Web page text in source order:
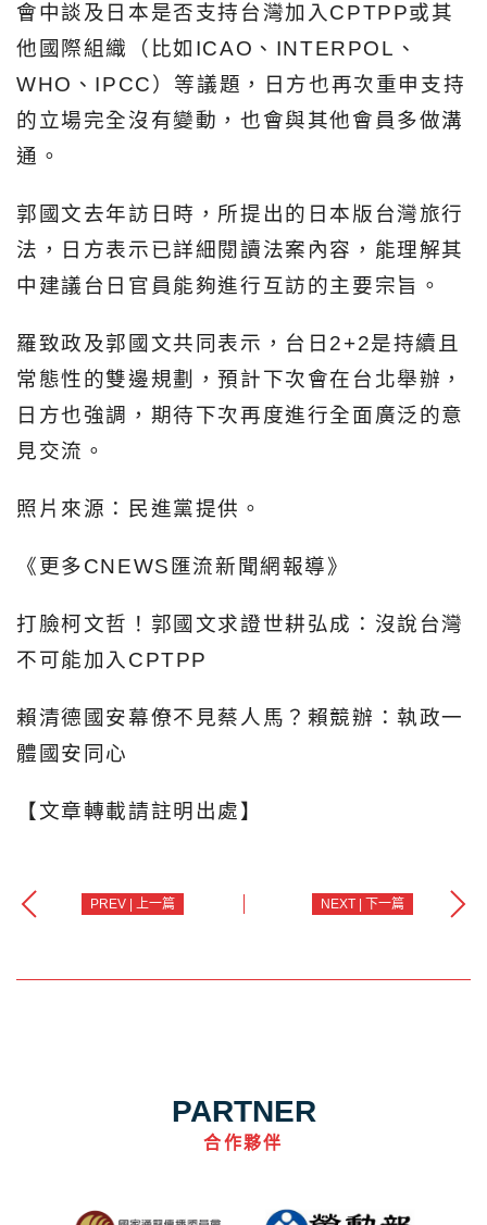
會中談及日本是否支持台灣加入CPTPP或其
他國際組織（比如ICAO、INTERPOL、
WHO、IPCC）等議題，日方也再次重申支持
的立場完全沒有變動，也會與其他會員多做溝
通。
郭國文去年訪日時，所提出的日本版台灣旅行
法，日方表示已詳細閱讀法案內容，能理解其
中建議台日官員能夠進行互訪的主要宗旨。
羅致政及郭國文共同表示，台日2+2是持續且
常態性的雙邊規劃，預計下次會在台北舉辦，
日方也強調，期待下次再度進行全面廣泛的意
見交流。
照片來源：民進黨提供。
《更多CNEWS匯流新聞網報導》
打臉柯文哲！郭國文求證世耕弘成：沒說台灣
不可能加入CPTPP
賴清德國安幕僚不見蔡人馬？賴競辦：執政一
體國安同心
【文章轉載請註明出處】
PREV | 上一篇 NEXT | 下一篇
PARTNER
合作夥伴